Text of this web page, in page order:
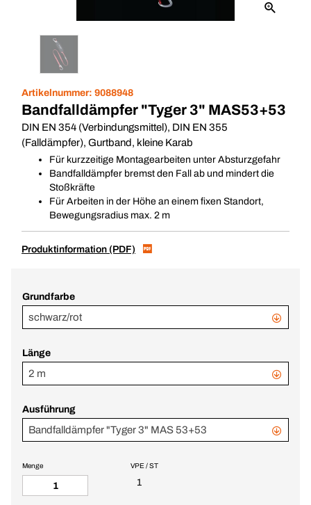
Artikelnummer: 9088948
Bandfalldämpfer "Tyger 3" MAS53+53
DIN EN 354 (Verbindungsmittel), DIN EN 355
(Falldämpfer), Gurtband, kleine Karab
Für kurzzeitige Montagearbeiten unter Absturzgefahr
Bandfalldämpfer bremst den Fall ab und mindert die
Stoßkräfte
Für Arbeiten in der Höhe an einem fixen Standort,
Bewegungsradius max. 2 m
Produktinformation (PDF)
Grundfarbe
schwarz/rot
Länge
2 m
Ausführung
Bandfalldämpfer "Tyger 3" MAS 53+53
VPE / ST
1
Menge